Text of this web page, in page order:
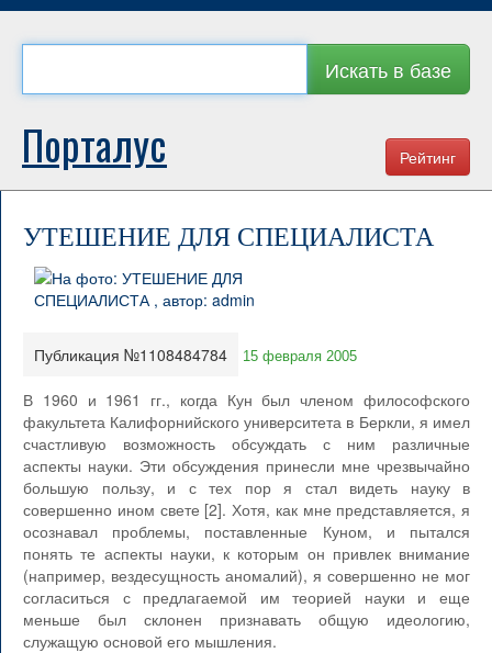
Искать в базе
Рейтинг
Порталус
УТЕШЕНИЕ ДЛЯ СПЕЦИАЛИСТА
Публикация №1108484784 15 февраля 2005
В 1960 и 1961 гг., когда Кун был членом философского
факультета Калифорнийского университета в Беркли, я имел
счастливую возможность обсуждать с ним различные
аспекты науки. Эти обсуждения принесли мне чрезвычайно
большую пользу, и с тех пор я стал видеть науку в
совершенно ином свете [2]. Хотя, как мне представляется, я
осознавал проблемы, поставленные Куном, и пытался
понять те аспекты науки, к которым он привлек внимание
(например, вездесущность аномалий), я совершенно не мог
согласиться с предлагаемой им теорией науки и еще
меньше был склонен признавать общую идеологию,
служащую основой его мышления.